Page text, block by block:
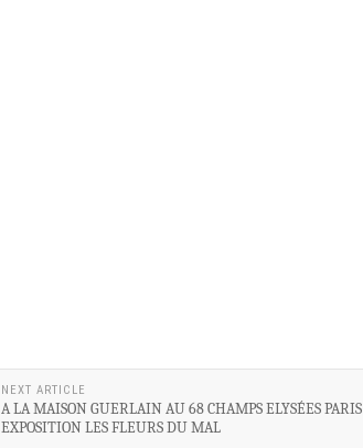
NEXT ARTICLE
A LA MAISON GUERLAIN AU 68 CHAMPS ELYSÉES PARIS
EXPOSITION LES FLEURS DU MAL